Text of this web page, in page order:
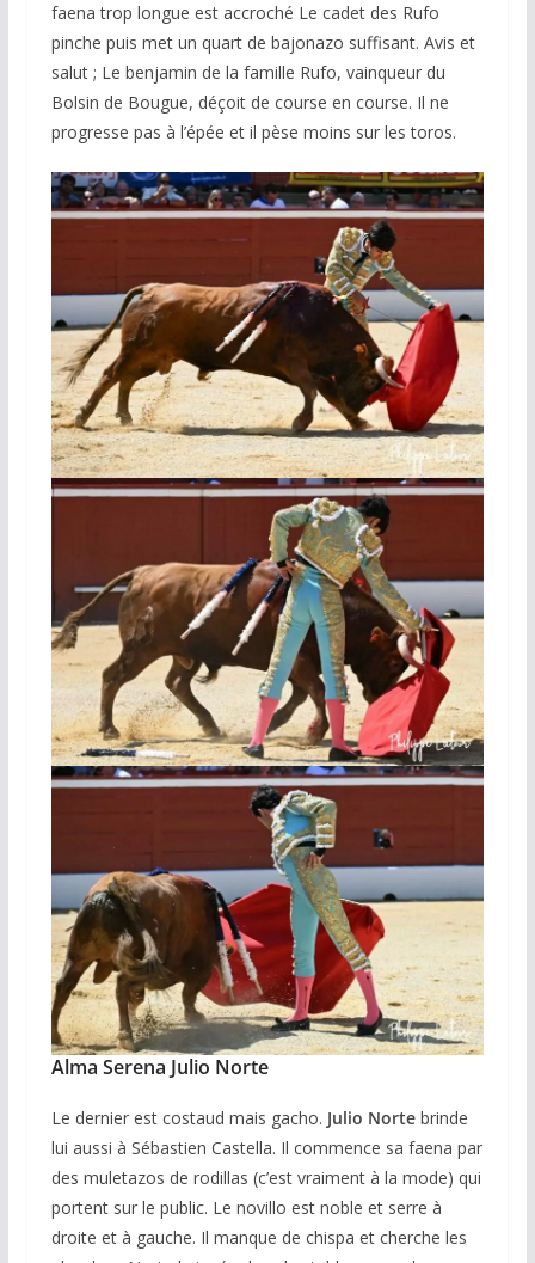
faena trop longue est accroché Le cadet des Rufo
pinche puis met un quart de bajonazo suffisant. Avis et
salut ; Le benjamin de la famille Rufo, vainqueur du
Bolsin de Bougue, déçoit de course en course. Il ne
progresse pas à l’épée et il pèse moins sur les toros.
Alma Serena Julio Norte
Le dernier est costaud mais gacho. Julio Norte brinde
lui aussi à Sébastien Castella. Il commence sa faena par
des muletazos de rodillas (c’est vraiment à la mode) qui
portent sur le public. Le novillo est noble et serre à
droite et à gauche. Il manque de chispa et cherche les